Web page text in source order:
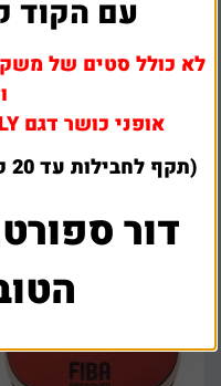
כדורסל גומי כתום מידה 5/6/7
עם הקוד
אופני כושר דגם FLY ואופני כושר דגם TOP.
(תקף לחבילות עד 20 ק"ג ובגודל של 60/60/30 ס"מ)
דור